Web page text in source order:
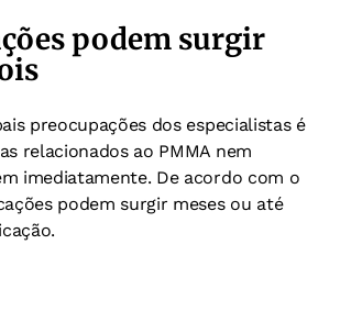
podem surgir
preocupações dos especialistas é
relacionados ao PMMA nem
imediatamente. De acordo com o
podem surgir meses ou até